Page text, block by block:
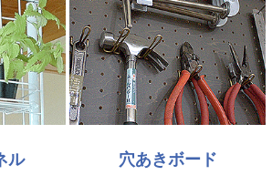
ル 穴あきボード